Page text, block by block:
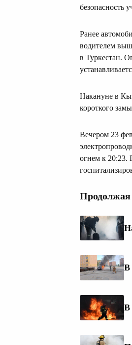
безопасность
Ранее
водителем
в Туркестан.
Накануне в
короткого
Вечером 23
огнем к 20:23.
Продолжая
В
В